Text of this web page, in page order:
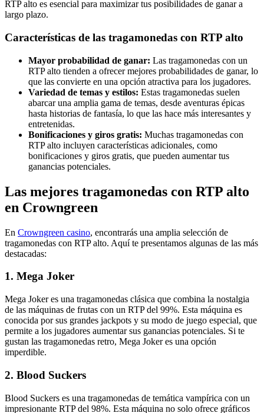
RTP alto es esencial para maximizar tus posibilidades de ganar a
largo plazo.
Características de las tragamonedas con RTP alto
Mayor probabilidad de ganar: Las tragamonedas con un
RTP alto tienden a ofrecer mejores probabilidades de ganar, lo
que las convierte en una opción atractiva para los jugadores.
Variedad de temas y estilos: Estas tragamonedas suelen
abarcar una amplia gama de temas, desde aventuras épicas
hasta historias de fantasía, lo que las hace más interesantes y
entretenidas.
Bonificaciones y giros gratis: Muchas tragamonedas con
RTP alto incluyen características adicionales, como
bonificaciones y giros gratis, que pueden aumentar tus
ganancias potenciales.
Las mejores tragamonedas con RTP alto
en Crowngreen
En Crowngreen casino, encontrarás una amplia selección de
tragamonedas con RTP alto. Aquí te presentamos algunas de las más
destacadas:
1. Mega Joker
Mega Joker es una tragamonedas clásica que combina la nostalgia
de las máquinas de frutas con un RTP del 99%. Esta máquina es
conocida por sus grandes jackpots y su modo de juego especial, que
permite a los jugadores aumentar sus ganancias potenciales. Si te
gustan las tragamonedas retro, Mega Joker es una opción
imperdible.
2. Blood Suckers
Blood Suckers es una tragamonedas de temática vampírica con un
impresionante RTP del 98%. Esta máquina no solo ofrece gráficos